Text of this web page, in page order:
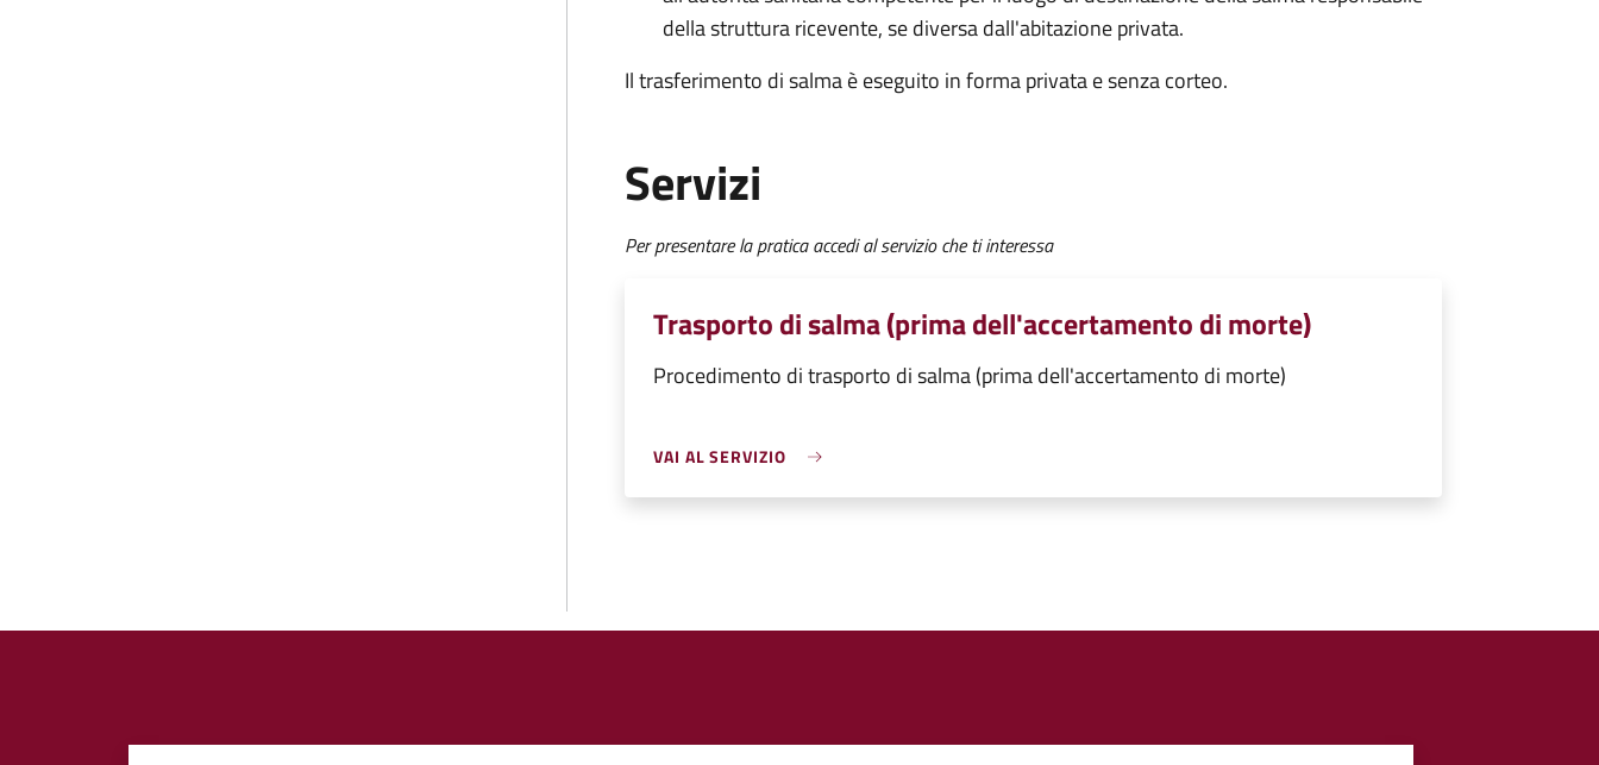
della struttura ricevente, se diversa dall'abitazione privata.
Il trasferimento di salma è eseguito in forma privata e senza corteo.
Servizi
Per presentare la pratica accedi al servizio che ti interessa
Trasporto di salma (prima dell'accertamento di morte)
Procedimento di trasporto di salma (prima dell'accertamento di morte)
VAI AL SERVIZIO